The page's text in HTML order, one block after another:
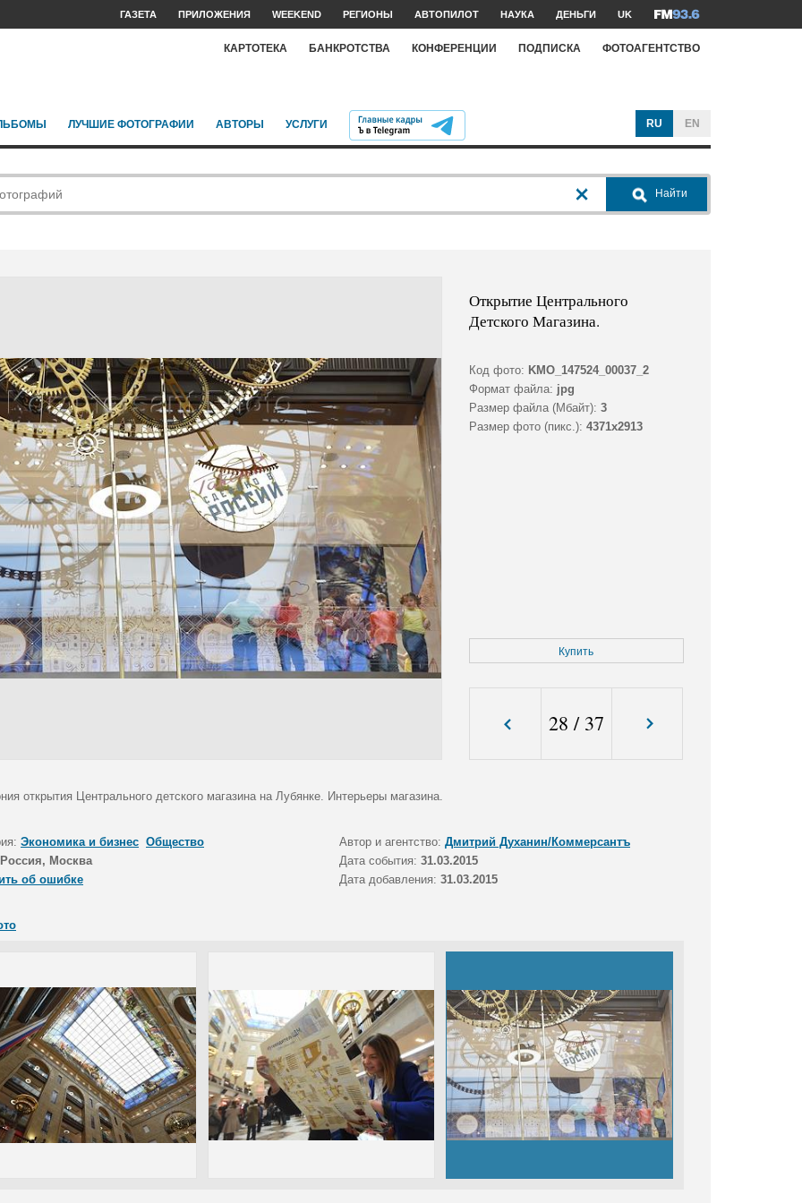
ГАЗЕТА ПРИЛОЖЕНИЯ WEEKEND РЕГИОНЫ АВТОПИЛОТ НАУКА ДЕНЬГИ UK
КАРТОТЕКА БАНКРОТСТВА КОНФЕРЕНЦИИ ПОДПИСКА ФОТОАГЕНТСТВО
ЛУЧШИЕ ФОТОГРАФИИ АВТОРЫ УСЛУГИ RU EN
Найти
Открытие Центрального
Детского Магазина.
Код фото: KMO_147524_00037_2
Формат файла: jpg
Размер файла (Мбайт): 3
Размер фото (пикс.): 4371x2913
Купить
28 / 37
открытия Центрального детского магазина на Лубянке. Интерьеры магазина.
Экономика и бизнес Общество Автор и агентство: Дмитрий Духанин/Коммерсантъ
Россия, Москва Дата события: 31.03.2015
об ошибке
Дата добавления: 31.03.2015